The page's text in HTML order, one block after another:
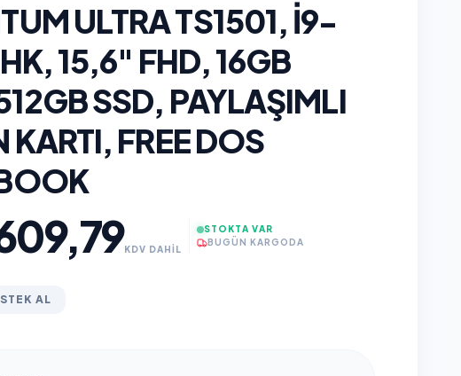
ULTRA TS1501, I9-
15,6" FHD, 16GB
SSD, PAYLAŞIMLI
KARTI, FREE DOS
KDV DAHİL
STOKTA VAR
BUGÜN KARGODA
AL